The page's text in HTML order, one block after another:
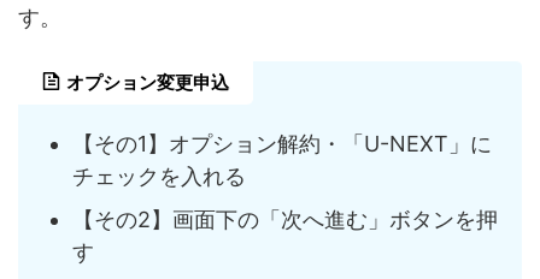
す。
オプション変更申込
【その1】オプション解約・「U-NEXT」に
チェックを入れる
【その2】画面下の「次へ進む」ボタンを押
す